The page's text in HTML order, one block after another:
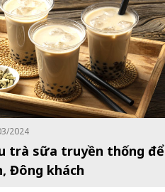
2024
trà sữa truyền thống để
Đông khách